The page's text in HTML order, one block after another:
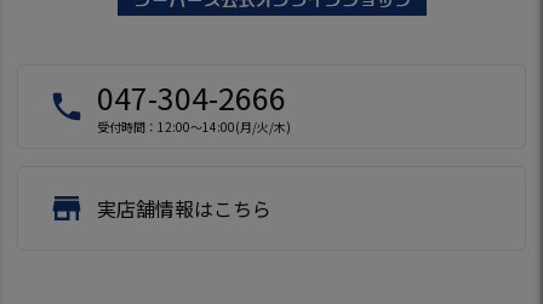
local_phone 047-304-2666
受付時間：12:00～14:00(月/火/木)
store 実店舗情報はこちら